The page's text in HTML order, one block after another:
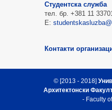
Студентска служба
тел. бр. +381 11
Е:
Контакти
© [2013 - 2018]
Архитектонски
- Faculty